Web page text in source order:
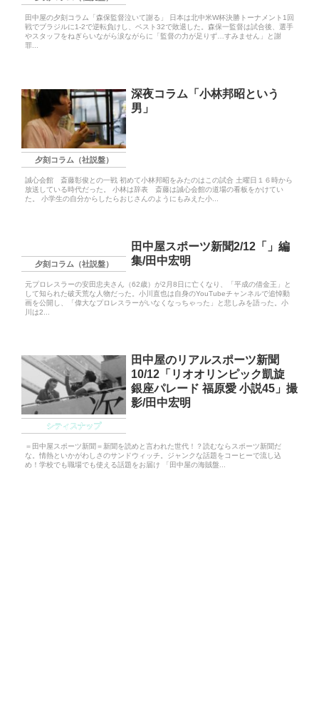
田中屋の夕刻コラム「森保監督泣いて謝る」 日本は北中米W杯決勝トーナメント1回
戦でブラジルに1-2で逆転負けし、ベスト32で敗退した。森保一監督は試合後、選手
やスタッフをねぎらいながら涙ながらに「監督の力が足りず…すみません」と謝
罪...
夕刻コラム（社説盤）
深夜コラム「小林邦昭という
男」
誠心会館 斎藤彰俊との一戦 初めて小林邦昭をみたのはこの試合 土曜日１６時から
放送している時代だった。 小林は辞表 斎藤は誠心会館の道場の看板をかけてい
た。 小学生の自分からしたらおじさんのようにもみえた小...
夕刻コラム（社説盤）
田中屋スポーツ新聞2/12「」編
集/田中宏明
元プロレスラーの安田忠夫さん（62歳）が2月8日に亡くなり、「平成の借金王」と
して知られた破天荒な人物だった。小川直也は自身のYouTubeチャンネルで追悼動
画を公開し、「偉大なプロレスラーがいなくなっちゃった」と悲しみを語った。小
川は2...
シティスナップ
田中屋のリアルスポーツ新聞
10/12「リオオリンピック凱旋
銀座パレード 福原愛 小説45」撮
影/田中宏明
＝田中屋スポーツ新聞＝新聞を読めと言われた世代！？読むならスポーツ新聞だ
な。情熱といかがわしさのサンドウィッチ。ジャンクな話題をコーヒーで流し込
め！学校でも職場でも使える話題をお届け 「田中屋の海賊盤...